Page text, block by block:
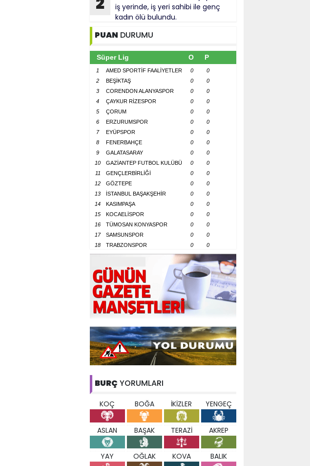
iş yerinde, iş yeri sahibi ile genç
kadın ölü bulundu.
PUAN DURUMU
Süper Lig O P
1 AMED SPORTİF FAALİYETLER 0
0
2
BEŞİKTAŞ 0
0
3
CORENDON ALANYASPOR 0
0
4
ÇAYKUR RİZESPOR 0
0
5
ÇORUM 0
0
6
ERZURUMSPOR 0
0
7
EYÜPSPOR 0
0
8
FENERBAHÇE 0
0
9
GALATASARAY 0
0
10
GAZİANTEP FUTBOL KULÜBÜ 0
0
11
GENÇLERBİRLİĞİ 0
0
12
GÖZTEPE 0
0
13
İSTANBUL BAŞAKŞEHİR 0
0
14
KASIMPAŞA 0
0
15
KOCAELİSPOR 0
0
16
TÜMOSAN KONYASPOR 0
0
17
SAMSUNSPOR 0
0
18
TRABZONSPOR 0 0
BURÇ YORUMLARI
KOÇ BOĞA İKİZLER YENGEÇ
ASLAN BAŞAK TERAZİ AKREP
YAY OĞLAK KOVA BALIK